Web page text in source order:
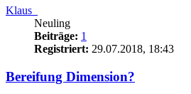
Klaus_
Neuling
Beiträge: 1
Registriert: 29.07.2018, 18:43
Bereifung Dimension?